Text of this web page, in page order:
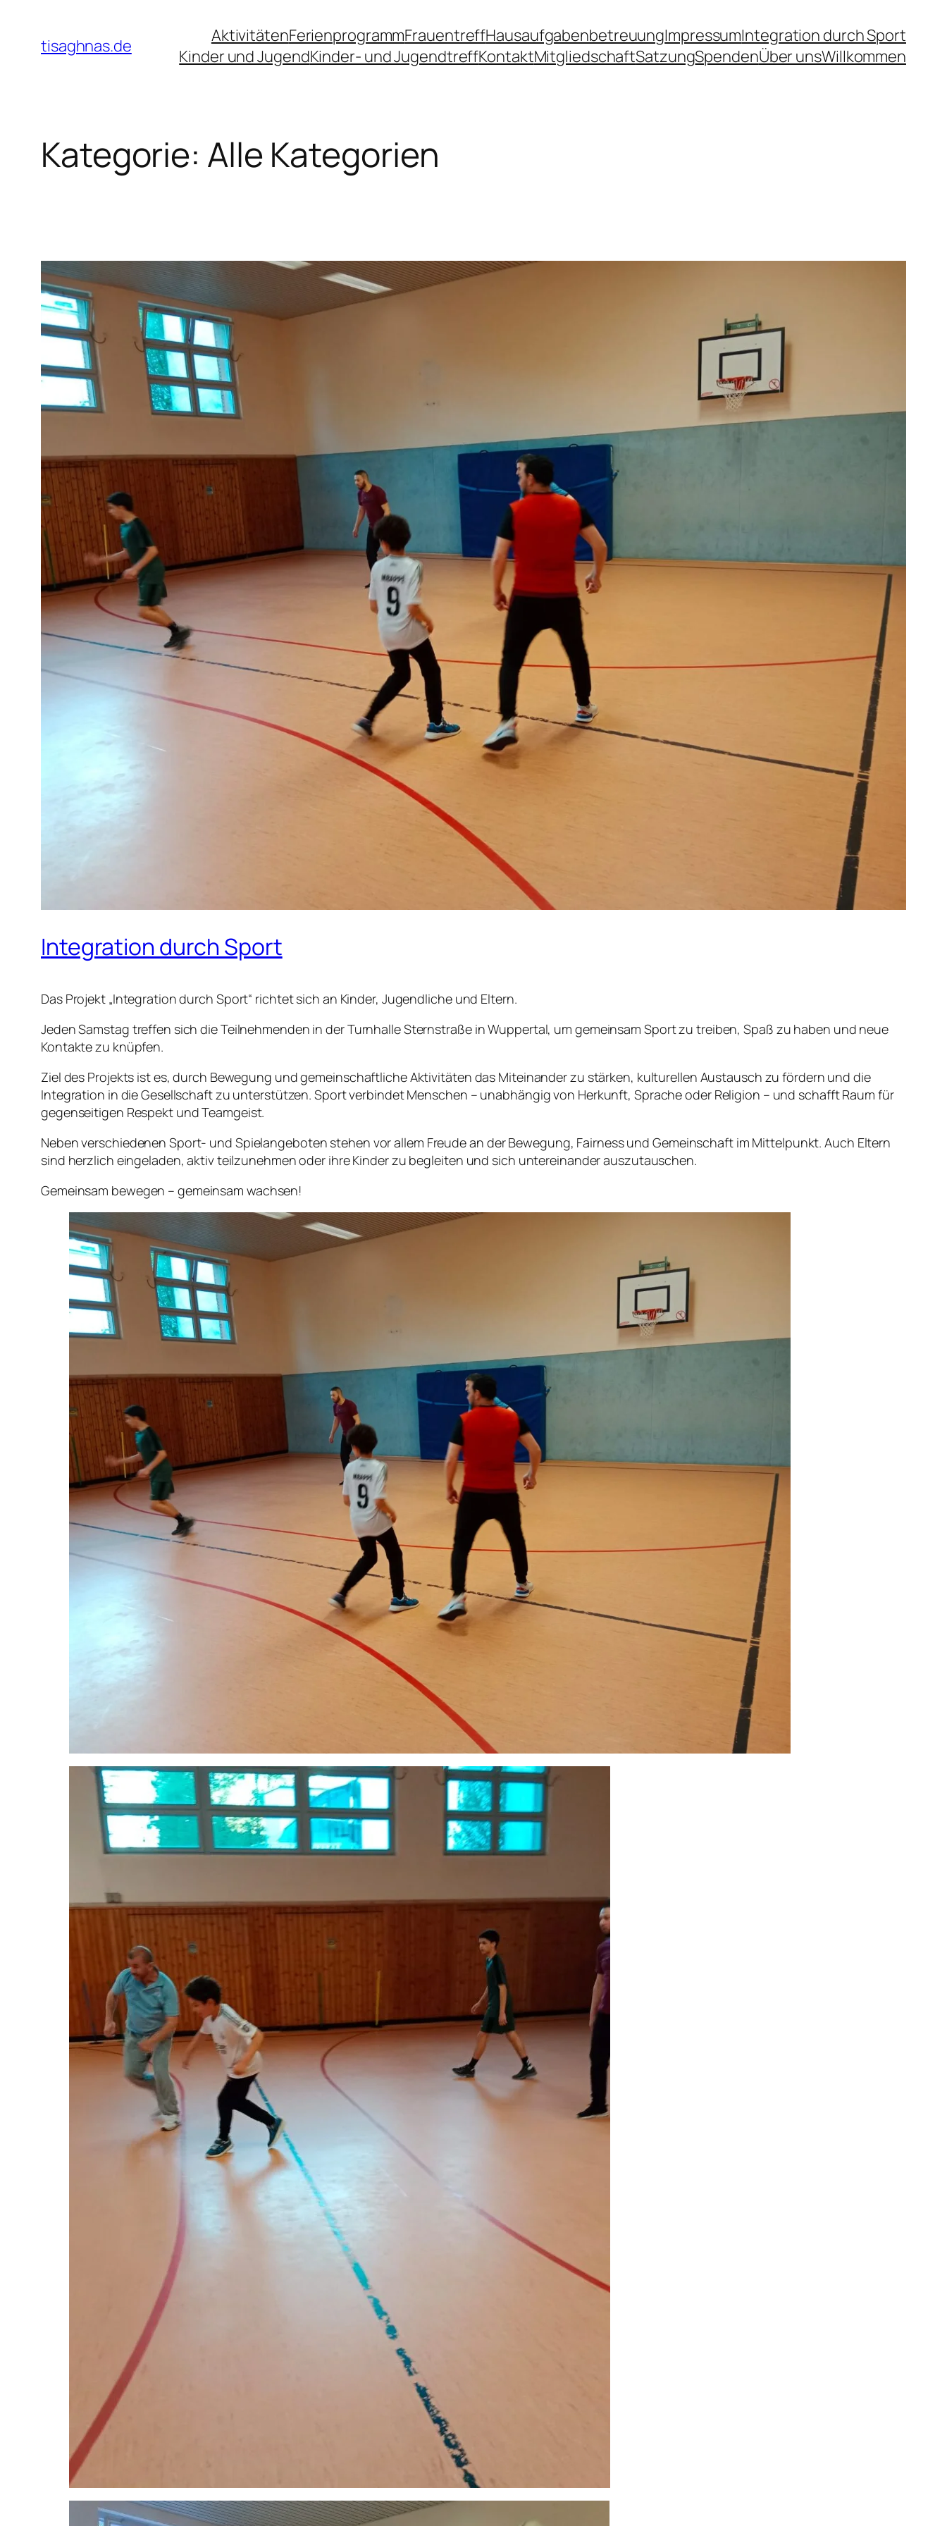
Inhalt
springen
tisaghnas.de AktivitätenFerienprogrammFrauentreffHausaufgabenbetreuungImpressumIntegration durch Sport
Kinder und JugendKinder- und JugendtreffKontaktMitgliedschaftSatzungSpendenÜber unsWillkommen
Kategorie: Alle Kategorien
Integration durch Sport
Das Projekt „Integration durch Sport“ richtet sich an Kinder, Jugendliche und Eltern.
Jeden Samstag treffen sich die Teilnehmenden in der Turnhalle Sternstraße in Wuppertal, um gemeinsam Sport zu treiben, Spaß zu haben und neue
Kontakte zu knüpfen.
Ziel des Projekts ist es, durch Bewegung und gemeinschaftliche Aktivitäten das Miteinander zu stärken, kulturellen Austausch zu fördern und die
Integration in die Gesellschaft zu unterstützen. Sport verbindet Menschen – unabhängig von Herkunft, Sprache oder Religion – und schafft Raum für
gegenseitigen Respekt und Teamgeist.
Neben verschiedenen Sport- und Spielangeboten stehen vor allem Freude an der Bewegung, Fairness und Gemeinschaft im Mittelpunkt. Auch Eltern
sind herzlich eingeladen, aktiv teilzunehmen oder ihre Kinder zu begleiten und sich untereinander auszutauschen.
Gemeinsam bewegen – gemeinsam wachsen!